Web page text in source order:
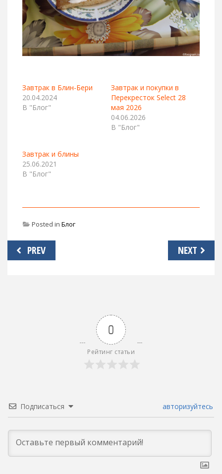
Завтрак в Блин-Бери
20.04.2024
В "Блог"
Завтрак и покупки в
Перекресток Select 28
мая 2026
04.06.2026
В "Блог"
Завтрак и блины
25.06.2021
В "Блог"
Posted in Блог
Навигация
по
PREV NEXT
0
Рейтинг статьи
Подписаться авторизуйтесь